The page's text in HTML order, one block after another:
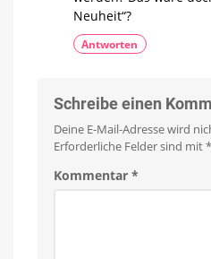
Neuheit“?
Antworten
Schreibe einen
Deine E-Mail-Adresse wird
Erforderliche Felder sind mit*
Kommentar *